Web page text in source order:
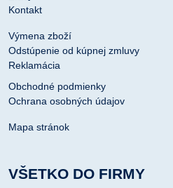
Kontakt
Výmena zboží
Odstúpenie od kúpnej zmluvy
Reklamácia
Obchodné podmienky
Ochrana osobných údajov
Mapa stránok
VŠETKO DO FIRMY